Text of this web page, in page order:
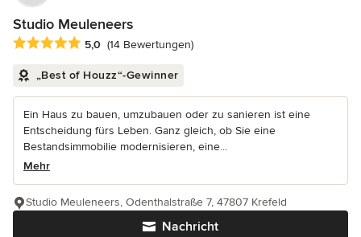
Studio Meuleneers
Durchschnittliche Bewertung: 5 von 5 Sternen
5,0 (14 Bewertungen)
„Best of Houzz“-Gewinner
Ein Haus zu bauen, umzubauen oder zu sanieren ist eine
Entscheidung fürs Leben. Ganz gleich, ob Sie eine
Bestandsimmobilie modernisieren, eine...
Mehr
Nachricht
Studio Meuleneers, Odenthalstraße 7, 47807 Krefeld